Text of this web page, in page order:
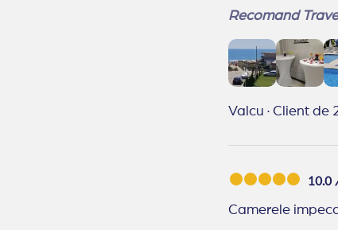
Recomand
Valcu · Client de
10.0
Camerele